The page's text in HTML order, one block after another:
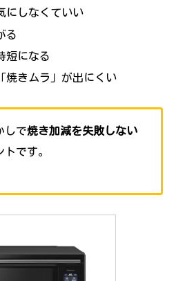
にしなくていい
る
短になる
焼きムラ」が出にくい
しで焼き加減を失敗しない
です。